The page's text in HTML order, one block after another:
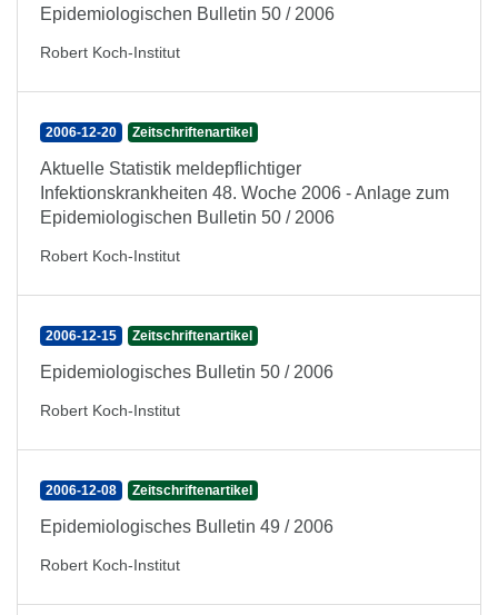
Epidemiologischen Bulletin 50 / 2006
Robert Koch-Institut
2006-12-20 Zeitschriftenartikel
Aktuelle Statistik meldepflichtiger
Infektionskrankheiten 48. Woche 2006 - Anlage zum
Epidemiologischen Bulletin 50 / 2006
Robert Koch-Institut
2006-12-15 Zeitschriftenartikel
Epidemiologisches Bulletin 50 / 2006
Robert Koch-Institut
2006-12-08 Zeitschriftenartikel
Epidemiologisches Bulletin 49 / 2006
Robert Koch-Institut